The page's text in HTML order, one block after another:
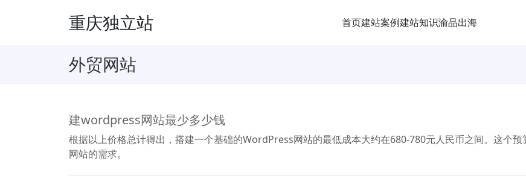
重庆独立站 首页建站案例建站知识渝品出海
外贸网站
建wordpress网站最少多少钱
根据以上价格总计得出，搭建一个基础的WordPress网站的最低成本大约在680-780元人民币之间。这个
网站的需求。